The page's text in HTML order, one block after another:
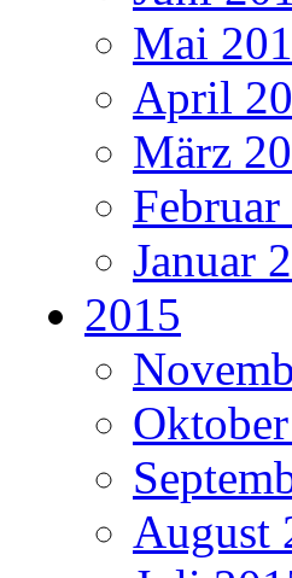
Mai
April
März
Januar
2015
August